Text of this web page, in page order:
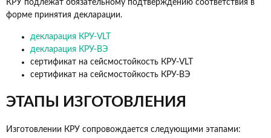
КРУ подлежат обязательному подтверждению соответствия в
форме принятия декларации.
декларация КРУ-VLT
декларация КРУ-ВЭ
сертификат на сейсмостойкость КРУ-VLT
сертификат на сейсмостойкость КРУ-ВЭ
ЭТАПЫ ИЗГОТОВЛЕНИЯ
Изготовлении КРУ сопровождается следующими этапами: